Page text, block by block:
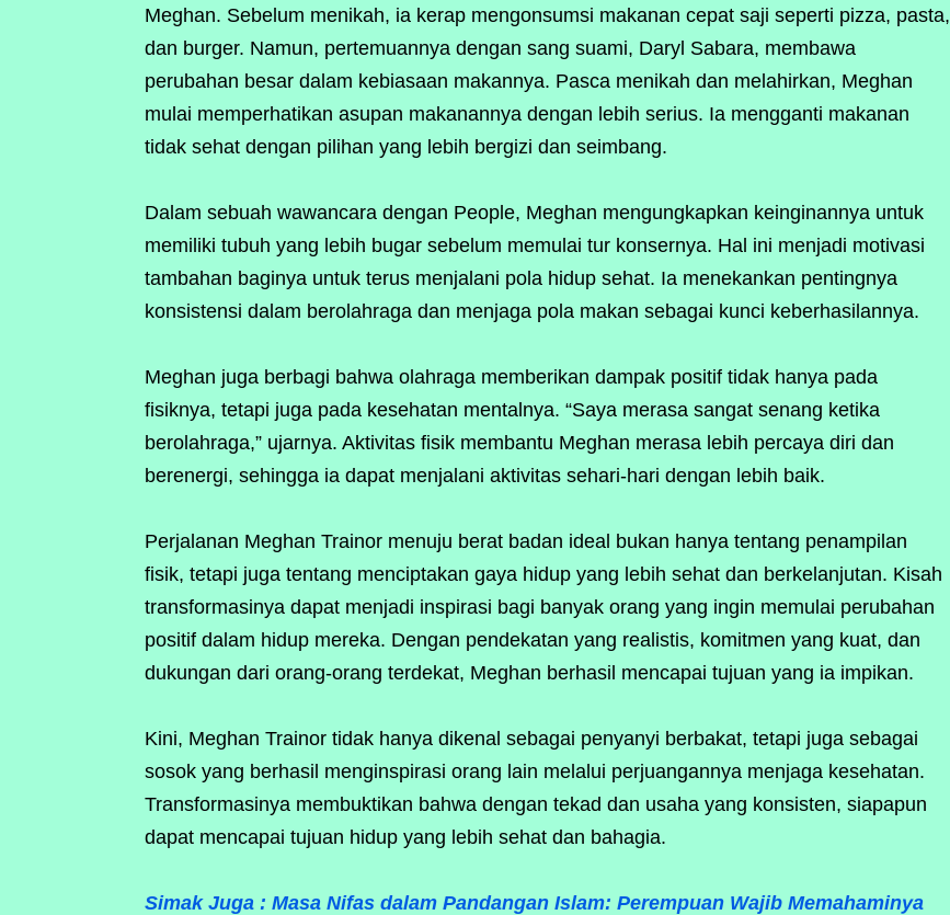
Meghan. Sebelum menikah, ia kerap mengonsumsi makanan cepat saji seperti pizza, pasta,
dan burger. Namun, pertemuannya dengan sang suami, Daryl Sabara, membawa
perubahan besar dalam kebiasaan makannya. Pasca menikah dan melahirkan, Meghan
mulai memperhatikan asupan makanannya dengan lebih serius. Ia mengganti makanan
tidak sehat dengan pilihan yang lebih bergizi dan seimbang.
Dalam sebuah wawancara dengan People, Meghan mengungkapkan keinginannya untuk
memiliki tubuh yang lebih bugar sebelum memulai tur konsernya. Hal ini menjadi motivasi
tambahan baginya untuk terus menjalani pola hidup sehat. Ia menekankan pentingnya
konsistensi dalam berolahraga dan menjaga pola makan sebagai kunci keberhasilannya.
Meghan juga berbagi bahwa olahraga memberikan dampak positif tidak hanya pada
fisiknya, tetapi juga pada kesehatan mentalnya. “Saya merasa sangat senang ketika
berolahraga,” ujarnya. Aktivitas fisik membantu Meghan merasa lebih percaya diri dan
berenergi, sehingga ia dapat menjalani aktivitas sehari-hari dengan lebih baik.
Perjalanan Meghan Trainor menuju berat badan ideal bukan hanya tentang penampilan
fisik, tetapi juga tentang menciptakan gaya hidup yang lebih sehat dan berkelanjutan. Kisah
transformasinya dapat menjadi inspirasi bagi banyak orang yang ingin memulai perubahan
positif dalam hidup mereka. Dengan pendekatan yang realistis, komitmen yang kuat, dan
dukungan dari orang-orang terdekat, Meghan berhasil mencapai tujuan yang ia impikan.
Kini, Meghan Trainor tidak hanya dikenal sebagai penyanyi berbakat, tetapi juga sebagai
sosok yang berhasil menginspirasi orang lain melalui perjuangannya menjaga kesehatan.
Transformasinya membuktikan bahwa dengan tekad dan usaha yang konsisten, siapapun
dapat mencapai tujuan hidup yang lebih sehat dan bahagia.
Simak Juga : Masa Nifas dalam Pandangan Islam: Perempuan Wajib Memahaminya